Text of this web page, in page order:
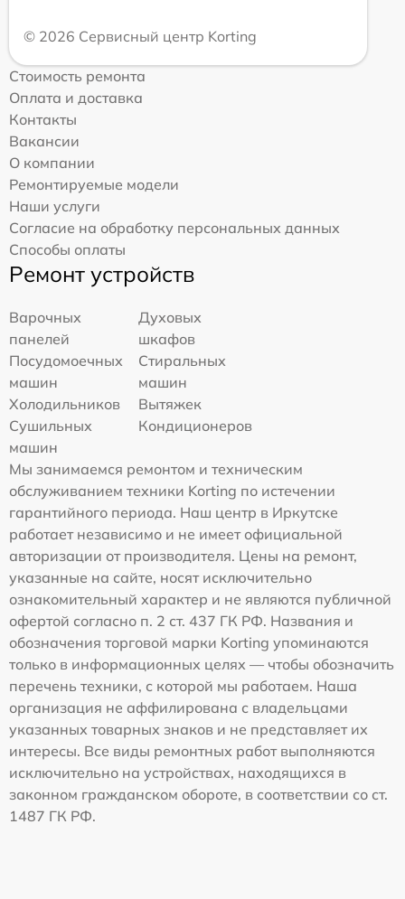
© 2026 Сервисный центр Korting
Стоимость ремонта
Оплата и доставка
Контакты
Вакансии
О компании
Ремонтируемые модели
Наши услуги
Согласие на обработку персональных данных
Способы оплаты
Ремонт устройств
Варочных
панелей
Духовых
шкафов
Посудомоечных
машин
Стиральных
машин
Холодильников
Вытяжек
Сушильных
машин
Кондиционеров
Мы занимаемся ремонтом и техническим
обслуживанием техники Korting по истечении
гарантийного периода. Наш центр в Иркутске
работает независимо и не имеет официальной
авторизации от производителя. Цены на ремонт,
указанные на сайте, носят исключительно
ознакомительный характер и не являются публичной
офертой согласно п. 2 ст. 437 ГК РФ. Названия и
обозначения торговой марки Korting упоминаются
только в информационных целях — чтобы обозначить
перечень техники, с которой мы работаем. Наша
организация не аффилирована с владельцами
указанных товарных знаков и не представляет их
интересы. Все виды ремонтных работ выполняются
исключительно на устройствах, находящихся в
законном гражданском обороте, в соответствии со ст.
1487 ГК РФ.